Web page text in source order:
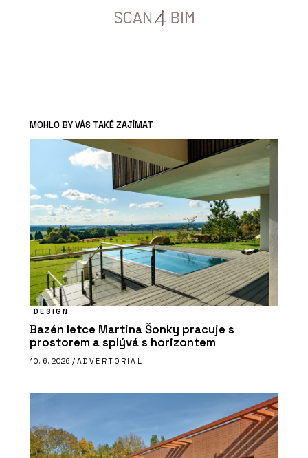
MOHLO BY VÁS TAKÉ ZAJÍMAT
DESIGN
Bazén letce Martina Šonky pracuje s
prostorem a splývá s horizontem
10. 6. 2026 / ADVERTORIAL